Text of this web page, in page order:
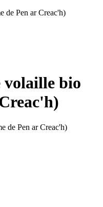
de Pen ar Creac'h)
volaille bio